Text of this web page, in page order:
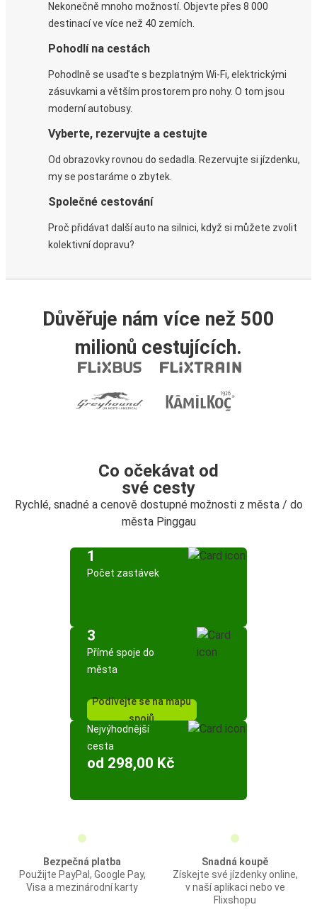
Nekonečně mnoho možností. Objevte přes 8 000
destinací ve více než 40 zemích.
Pohodlí na cestách
Pohodlně se usaďte s bezplatným Wi-Fi, elektrickými
zásuvkami a větším prostorem pro nohy. O tom jsou
moderní autobusy.
Vyberte, rezervujte a cestujte
Od obrazovky rovnou do sedadla. Rezervujte si jízdenku,
my se postaráme o zbytek.
Společné cestování
Proč přidávat další auto na silnici, když si můžete zvolit
kolektivní dopravu?
Důvěřuje nám více než 500
milionů cestujících.
Co očekávat od
své cesty
Rychlé, snadné a cenově dostupné možnosti z města / do
města Pinggau
1
Počet zastávek
3
Přímé spoje do
města
Podívejte se na mapu
spojů
Nejvýhodnější
cesta
od 298,00 Kč
Bezpečná platba
Použijte PayPal, Google Pay,
Visa a mezinárodní karty
Snadná koupě
Získejte své jízdenky online,
v naší aplikaci nebo ve
Flixshopu